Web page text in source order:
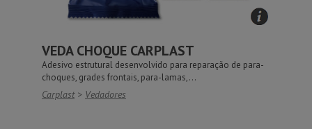
VEDA CHOQUE CARPLAST
Adesivo estrutural desenvolvido para reparação de para-
choques, grades frontais, para-lamas,...
Carplast > Vedadores